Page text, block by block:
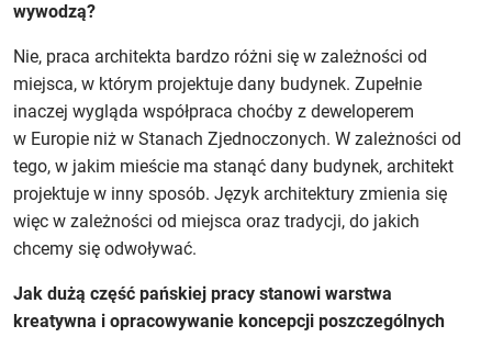
wywodzą?
Nie, praca architekta bardzo różni się w zależności od
miejsca, w którym projektuje dany budynek. Zupełnie
inaczej wygląda współpraca choćby z deweloperem
w Europie niż w Stanach Zjednoczonych. W zależności od
tego, w jakim mieście ma stanąć dany budynek, architekt
projektuje w inny sposób. Język architektury zmienia się
więc w zależności od miejsca oraz tradycji, do jakich
chcemy się odwoływać.
Jak dużą część pańskiej pracy stanowi warstwa
kreatywna i opracowywanie koncepcji poszczególnych